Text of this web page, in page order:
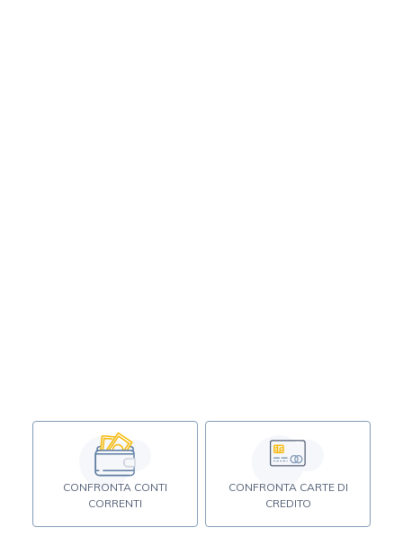
CONFRONTA CONTI
CORRENTI
CONFRONTA CARTE DI
CREDITO